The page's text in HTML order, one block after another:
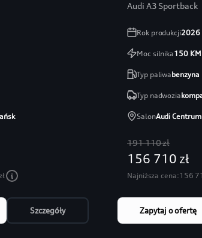
Szczegóły
Audi A3 Sportback
Rok produkcji2026
Moc silnika150KM
Typ paliwabenzyna
Typ nadwozia
SalonAudi Centrum
191 110 zł
156 710 zł
Najniższa cena:156
Zapytaj o ofertę